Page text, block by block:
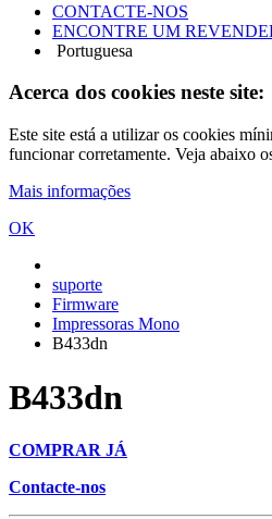
CONTACTE-NOS
ENCONTRE UM
Portuguesa
Acerca dos cookies neste site:
Este site está a utilizar os cookies
funcionar corretamente. Veja abaixo
Mais informações
OK
suporte
Firmware
Impressoras Mono
B433dn
B433dn
COMPRAR JÁ
Contacte-nos